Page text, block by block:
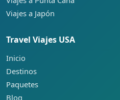
Viajes a Japón
Travel Viajes USA
Inicio
Destinos
Paquetes
Blog